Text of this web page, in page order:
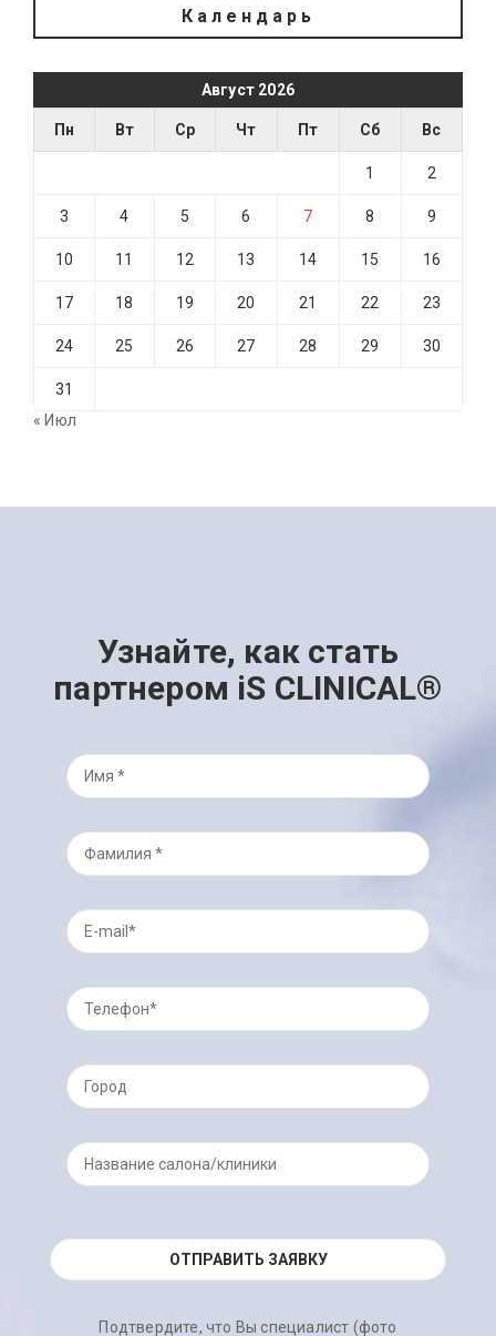
Календарь
Август 2026
Пн Вт Ср Чт Пт Сб Вс
1 2
3 4 5 6 7 8 9
10 11 12 13 14 15 16
17 18 19 20 21 22 23
24 25 26 27 28 29 30
31
« Июл
Узнайте, как стать
партнером iS CLINICAL®
Подтвердите, что Вы специалист (фото